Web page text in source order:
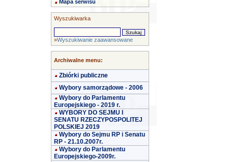
Mapa serwisu
Wyszukiwarka
»Wyszukiwanie zaawansowane
Archiwalne menu:
Zbiórki publiczne
Wybory samorządowe - 2006
Wybory do Parlamentu
Europejskiego - 2019 r.
WYBORY DO SEJMU I
SENATU RZECZYPOSPOLITEJ
POLSKIEJ 2019
Wybory do Sejmu RP i Senatu
RP - 21.10.2007r.
Wybory do Parlamentu
Europejskiego-2009r.